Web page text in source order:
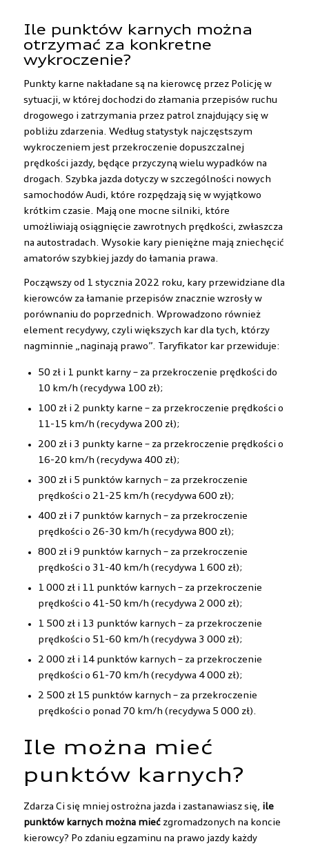
Ile punktów karnych można
otrzymać za konkretne
wykroczenie?
Punkty karne nakładane są na kierowcę przez Policję w
sytuacji, w której dochodzi do złamania przepisów ruchu
drogowego i zatrzymania przez patrol znajdujący się w
pobliżu zdarzenia. Według statystyk najczęstszym
wykroczeniem jest przekroczenie dopuszczalnej
prędkości jazdy, będące przyczyną wielu wypadków na
drogach. Szybka jazda dotyczy w szczególności nowych
samochodów Audi, które rozpędzają się w wyjątkowo
krótkim czasie. Mają one mocne silniki, które
umożliwiają osiągnięcie zawrotnych prędkości, zwłaszcza
na autostradach. Wysokie kary pieniężne mają zniechęcić
amatorów szybkiej jazdy do łamania prawa.
Począwszy od 1 stycznia 2022 roku, kary przewidziane dla
kierowców za łamanie przepisów znacznie wzrosły w
porównaniu do poprzednich. Wprowadzono również
element recydywy, czyli większych kar dla tych, którzy
nagminnie „naginają prawo”. Taryfikator kar przewiduje:
50 zł i 1 punkt karny – za przekroczenie prędkości do
10 km/h (recydywa 100 zł);
100 zł i 2 punkty karne – za przekroczenie prędkości o
11-15 km/h (recydywa 200 zł);
200 zł i 3 punkty karne – za przekroczenie prędkości o
16-20 km/h (recydywa 400 zł);
300 zł i 5 punktów karnych – za przekroczenie
prędkości o 21-25 km/h (recydywa 600 zł);
400 zł i 7 punktów karnych – za przekroczenie
prędkości o 26-30 km/h (recydywa 800 zł);
800 zł i 9 punktów karnych – za przekroczenie
prędkości o 31-40 km/h (recydywa 1 600 zł);
1 000 zł i 11 punktów karnych – za przekroczenie
prędkości o 41-50 km/h (recydywa 2 000 zł);
1 500 zł i 13 punktów karnych – za przekroczenie
prędkości o 51-60 km/h (recydywa 3 000 zł);
2 000 zł i 14 punktów karnych – za przekroczenie
prędkości o 61-70 km/h (recydywa 4 000 zł);
2 500 zł 15 punktów karnych – za przekroczenie
prędkości o ponad 70 km/h (recydywa 5 000 zł).
Ile można mieć
punktów karnych?
Zdarza Ci się mniej ostrożna jazda i zastanawiasz się, ile
punktów karnych można miećzgromadzonych na koncie
kierowcy? Po zdaniu egzaminu na prawo jazdy każdy